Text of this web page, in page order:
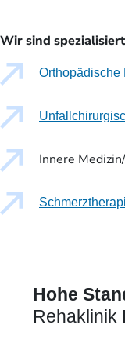
Wir sind
Orthopädische
Innere Medizin/
Hohe
Rehaklinik